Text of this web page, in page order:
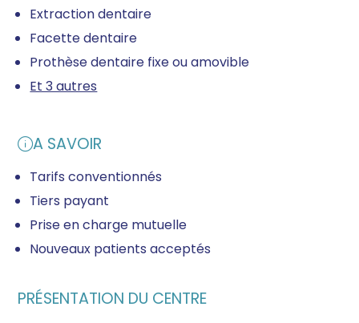
Extraction dentaire
Facette dentaire
Prothèse dentaire fixe ou amovible
Et 3 autres
A SAVOIR
Tarifs conventionnés
Tiers payant
Prise en charge mutuelle
Nouveaux patients acceptés
PRÉSENTATION DU CENTRE